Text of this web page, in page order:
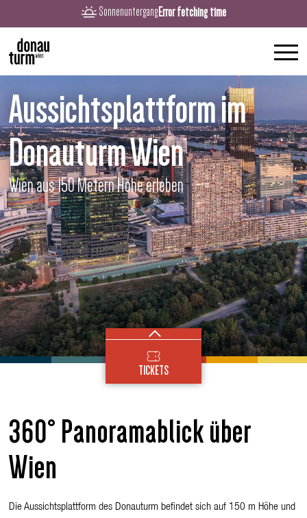
SonnenuntergangError fetching time
Aussichtsplattform im
Donauturm Wien
Wien aus 150 Metern Höhe erleben
TICKETS
Einzeltickets
Jahrestickets
Gruppentickets
360° Panoramablick über
Wien
Die Aussichtsplattform desDonauturm befindet sich auf 150 m Höhe und